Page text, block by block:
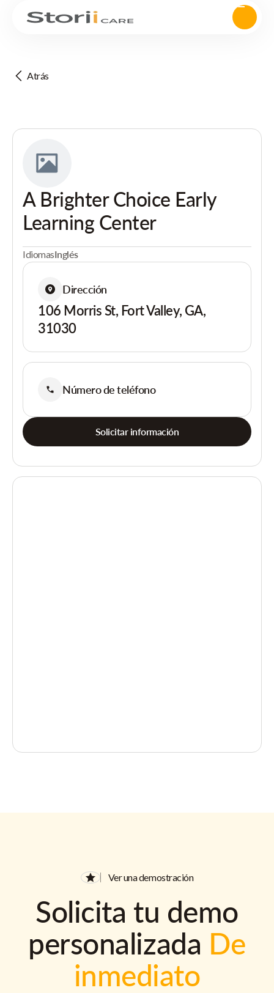
Atrás
A Brighter Choice Early
Learning Center
IdiomasInglés
Dirección
106 Morris St, Fort Valley, GA,
31030
Número de teléfono
Solicitar información
Ver una demostración
Solicita tu demo
personalizada De
inmediato